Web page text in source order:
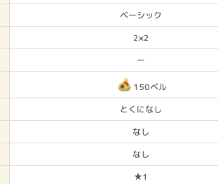
ベーシック
2×2
ー
150ベル
とくになし
なし
なし
★1